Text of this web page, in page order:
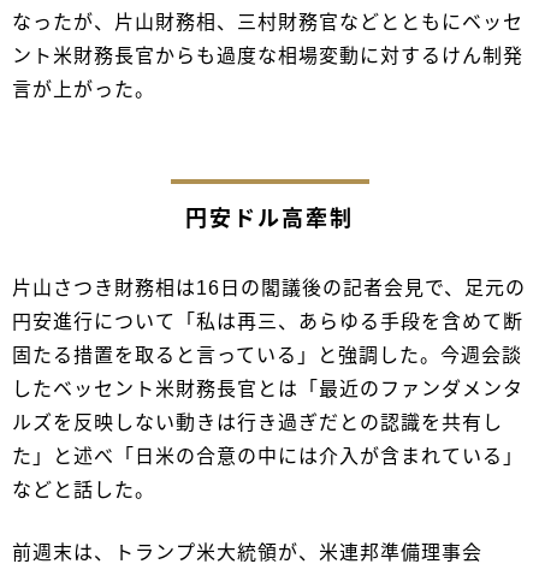
なったが、片山財務相、三村財務官などとともにベッセ
ント米財務長官からも過度な相場変動に対するけん制発
言が上がった。
円安ドル高牽制
片山さつき財務相は16日の閣議後の記者会見で、足元の
円安進行について「私は再三、あらゆる手段を含めて断
固たる措置を取ると言っている」と強調した。今週会談
したベッセント米財務長官とは「最近のファンダメンタ
ルズを反映しない動きは行き過ぎだとの認識を共有し
た」と述べ「日米の合意の中には介入が含まれている」
などと話した。
前週末は、トランプ米大統領が、米連邦準備理事会